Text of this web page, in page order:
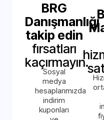
BRG
Danışmanlığı
takip edin
fırsatları
kaçırmayın.
Sosyal
medya
hesaplarımızda
indirim
kuponları